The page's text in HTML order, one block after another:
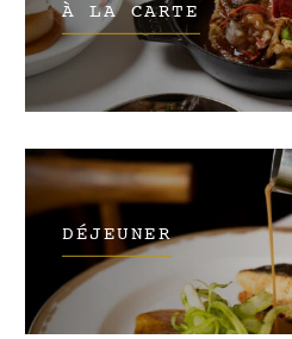
À LA CARTE
DÉJEUNER